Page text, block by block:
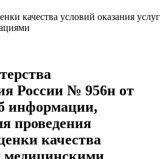
качества условий оказания услуг
России № 956н от
информации,
проведения
качества